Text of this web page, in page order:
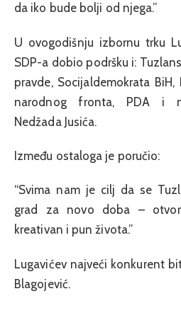
da iko bude bolji od njega.”
U ovogodišnju izbornu trku
SDP-a dobio podršku i:
pravde, Socijaldemokrata BiH,
narodnog fronta, PDA i
Nedžada Jusića.
Između ostaloga je poručio:
“Svima nam je cilj da se
grad za novo doba –
kreativan i pun života.”
Lugavićev najveći konkurent
Blagojević.